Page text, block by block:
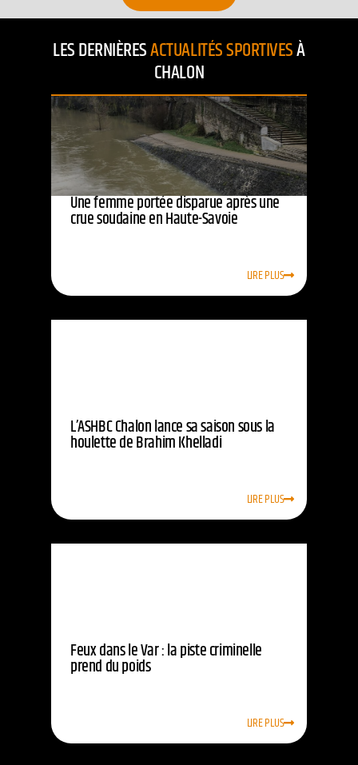
LES DERNIÈRESACTUALITÉS SPORTIVESÀ
CHALON
Une femme portée disparue après une
crue soudaine en Haute-Savoie
LIRE PLUS
L’ASHBC Chalon lance sa saison sous la
houlette de Brahim Khelladi
LIRE PLUS
Feux dans le Var : la piste criminelle
prend du poids
LIRE PLUS